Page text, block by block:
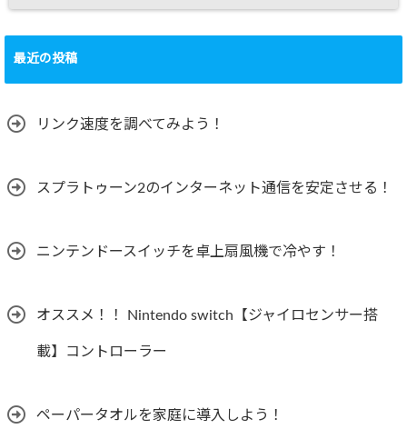
最近の投稿
リンク速度を調べてみよう！
スプラトゥーン2のインターネット通信を安定させる！
ニンテンドースイッチを卓上扇風機で冷やす！
オススメ！！ Nintendo switch【ジャイロセンサー搭
載】コントローラー
ペーパータオルを家庭に導入しよう！